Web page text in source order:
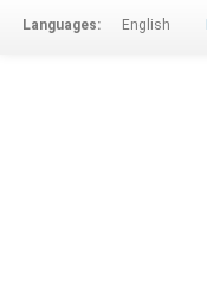
Languages: English